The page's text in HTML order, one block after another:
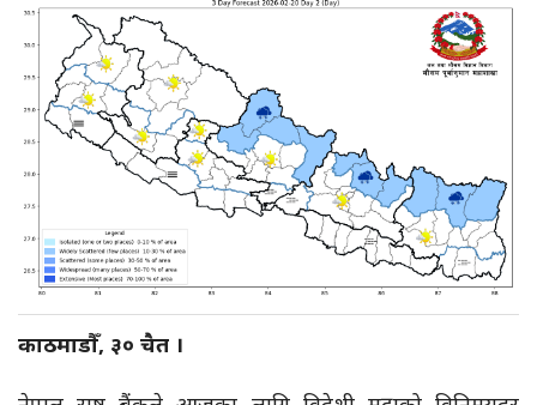
काठमाडौँ, ३० चैत ।